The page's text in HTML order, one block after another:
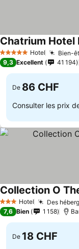
5 Étoiles Hotel Bien-
Chatrium Hotel
9,3 Excellent 41 194
De 86 CHF
Consulter les prix
3 ÉtoilesHotel Des
Collection O
7,6 Bien 1 158
De 18 CHF